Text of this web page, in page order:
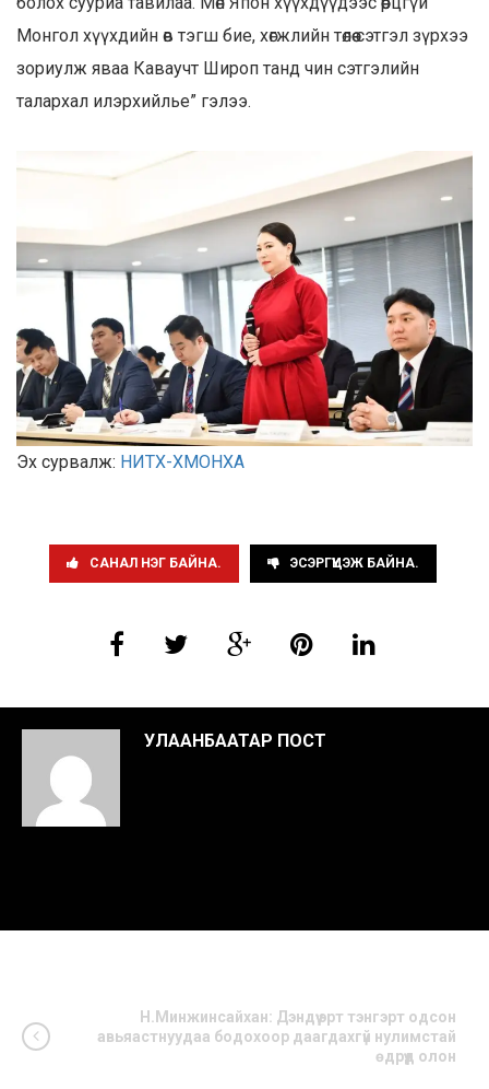
Монгол хүүхдийн өв тэгш бие, хөгжлийн төлөө сэтгэл зүрхээ
зориулж яваа Каваучт Широп танд чин сэтгэлийн
талархал илэрхийлье” гэлээ.
Эх сурвалж: НИТХ-ХМОНХА
САНАЛ НЭГ БАЙНА. ЭСЭРГҮҮЦЭЖ БАЙНА.
УЛААНБААТАР ПОСТ
Н.Минжинсайхан: Дэндүү эрт тэнгэрт одсон
авьяастнуудаа бодохоор даагдахгүй нулимстай
өдрүүд олон